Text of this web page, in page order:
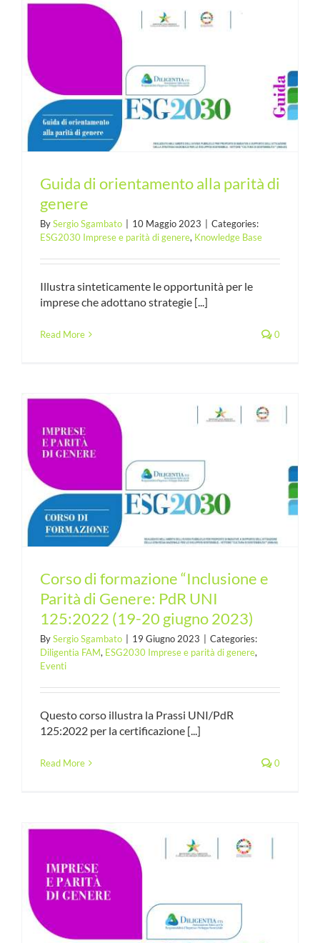
Guida di orientamento alla parità di
genere
BySergio Sgambato 10 Maggio 2023
Categories:
ESG2030 Imprese e parità di genere, Knowledge Base
Illustra sinteticamente le opportunità per le
imprese che adottano strategie [...]
Read More 0
Corso di formazione “Inclusione e
Parità di Genere: PdR UNI
125:2022 (19-20 giugno 2023)
BySergio Sgambato 19 Giugno 2023
Categories:
Diligentia FAM, ESG2030 Imprese e parità di genere,
Eventi
Questo corso illustra la Prassi UNI/PdR
125:2022 per la certificazione [...]
Read More 0